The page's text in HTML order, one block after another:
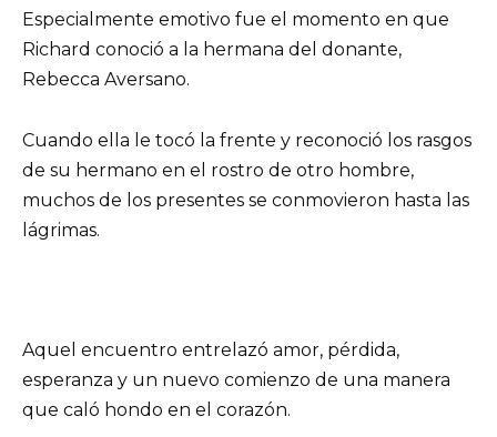
Especialmente emotivo fue el momento en que
Richard conoció a la hermana del donante,
Rebecca Aversano.
Cuando ella le tocó la frente y reconoció los rasgos
de su hermano en el rostro de otro hombre,
muchos de los presentes se conmovieron hasta las
lágrimas.
Aquel encuentro entrelazó amor, pérdida,
esperanza y un nuevo comienzo de una manera
que caló hondo en el corazón.